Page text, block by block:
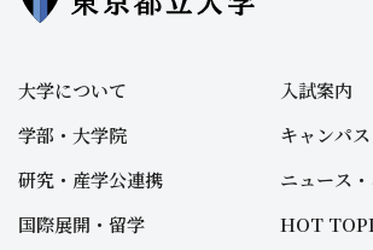
大学について
学部・大学院
研究・産学公連携
国際展開・留学
入試案内
キャンパ
ニュース
HOT